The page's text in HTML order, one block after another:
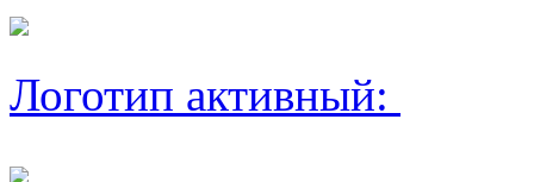
Логотип активный: